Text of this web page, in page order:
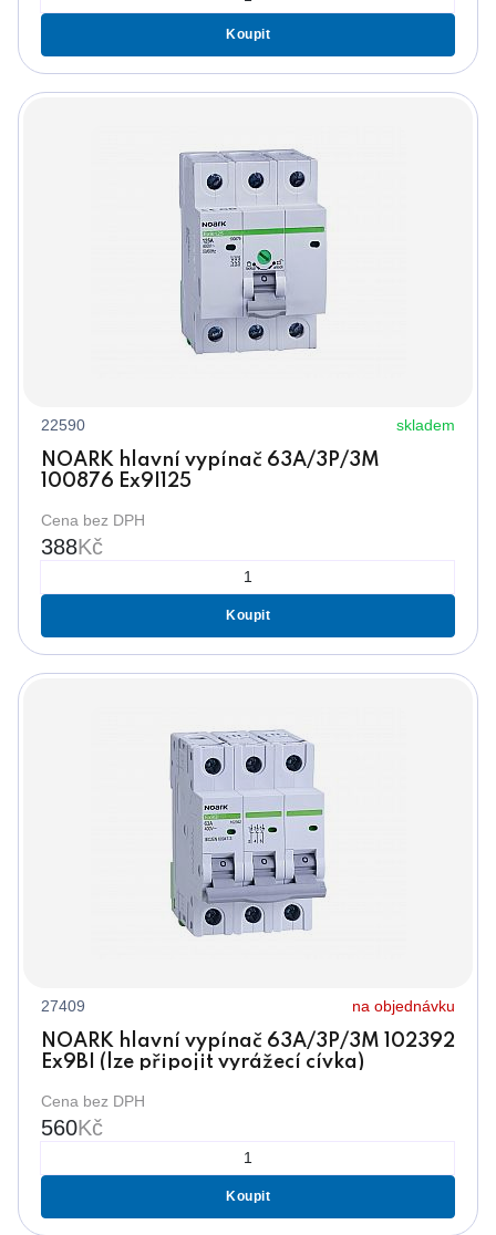
Koupit
22590 skladem
NOARK hlavní vypínač 63A/3P/3M
100876 Ex9I125
Cena bez DPH
388Kč
Koupit
27409 na objednávku
NOARK hlavní vypínač 63A/3P/3M 102392
Ex9BI (lze připojit vyrážecí cívka)
Cena bez DPH
560Kč
Koupit